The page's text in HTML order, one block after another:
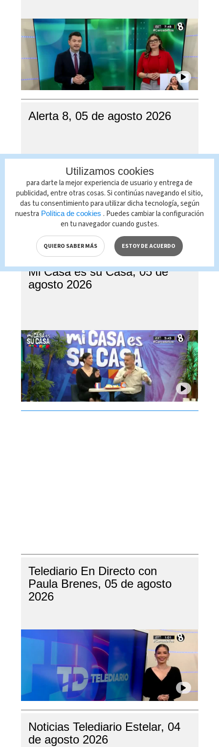
Alerta 8, 05 de agosto 2026
Mi Casa es su Casa, 05 de
agosto 2026
Telediario En Directo con
Paula Brenes, 05 de agosto
2026
Noticias Telediario Estelar, 04
de agosto 2026
Utilizamos cookies
para darte la mejor experiencia de usuario y entrega de
publicidad, entre otras cosas. Si continúas navegando el sitio,
das tu consentimiento para utilizar dicha tecnología, según
nuestra Política de cookies . Puedes cambiar la configuración
en tu navegador cuando gustes.
QUIERO SABER MÁS ESTOY DE ACUERDO